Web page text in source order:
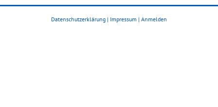
Datenschutzerklärung | Impressum | Anmelden